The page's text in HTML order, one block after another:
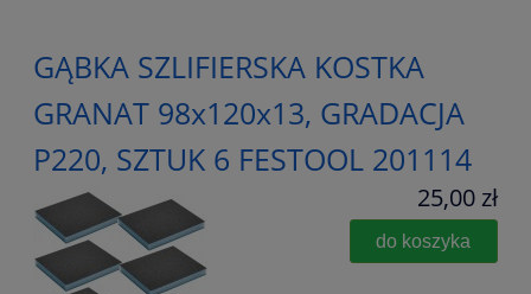
GĄBKA SZLIFIERSKA KOSTKA
GRANAT 98x120x13, GRADACJA
P220, SZTUK 6 FESTOOL 201114
25,00 zł
do koszyka